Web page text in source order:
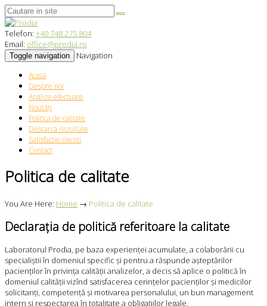
Telefon: +40 748 275 804
Email: office@prodia.ro
Toggle navigation Navigation
Acasă
Despre noi
Analize efectuate
Noutăți
Politica de calitate
Descarcă rezultate
Satisfactie clienti
Contact
Politica de calitate
You Are Here: Home → Politica de calitate
Declarația de politică referitoare la calitate
Laboratorul Prodia, pe baza experienței acumulate, a colaborării cu
specialiștii în domeniul specific și pentru a răspunde așteptărilor
pacienților în privința calității analizelor, a decis să aplice o politică în
domeniul calității vizînd satisfacerea cerințelor pacienților și medicilor
solicitanți, competență și motivarea personalului, un bun management
intern și respectarea în totalitate a obligațiilor legale.